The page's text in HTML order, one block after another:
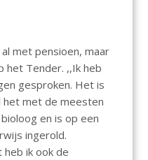
met pensioen, maar
het Tender. ,,Ik heb
gesproken. Het is
het met de meesten
bioloog en is op een
ingerold.
ik ook de